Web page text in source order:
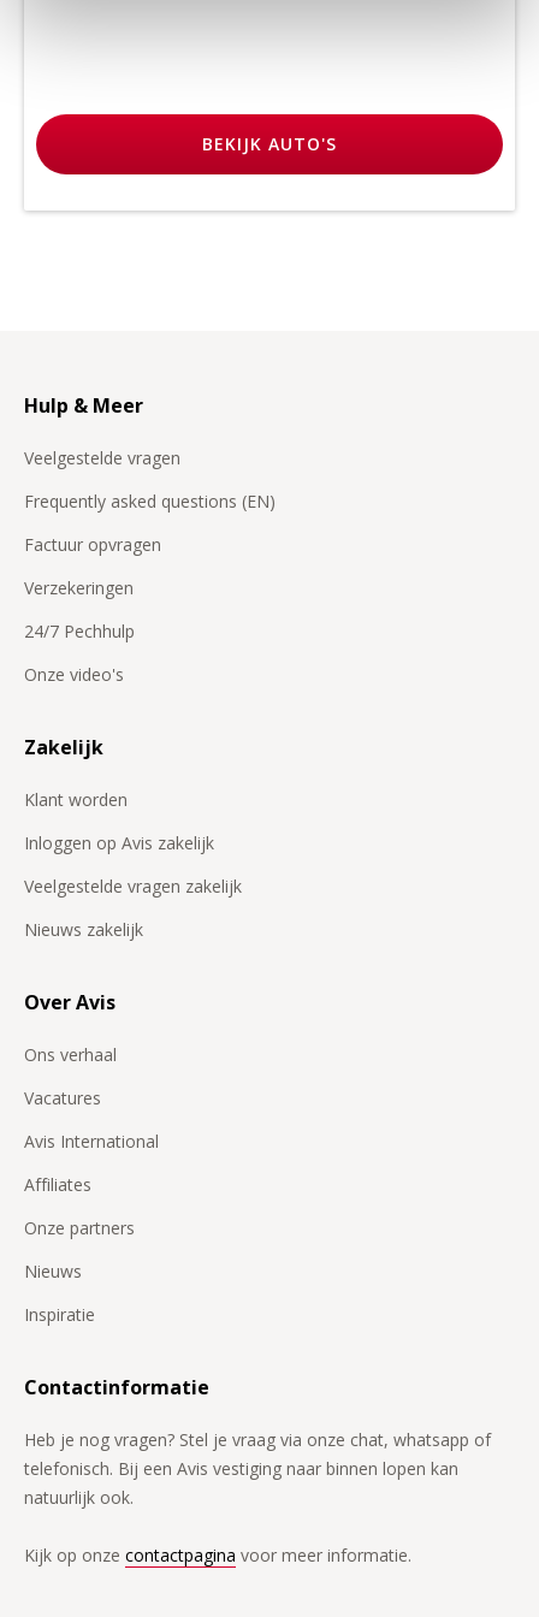
BEKIJK AUTO'S
Hulp & Meer
Veelgestelde vragen
Frequently asked questions (EN)
Factuur opvragen
Verzekeringen
24/7 Pechhulp
Onze video's
Zakelijk
Klant worden
Inloggen op Avis zakelijk
Veelgestelde vragen zakelijk
Nieuws zakelijk
Over Avis
Ons verhaal
Vacatures
Avis International
Affiliates
Onze partners
Nieuws
Inspiratie
Contactinformatie
Heb je nog vragen? Stel je vraag via onze chat, whatsapp of
telefonisch. Bij een Avis vestiging naar binnen lopen kan
natuurlijk ook.
Kijk op onze contactpagina voor meer informatie.